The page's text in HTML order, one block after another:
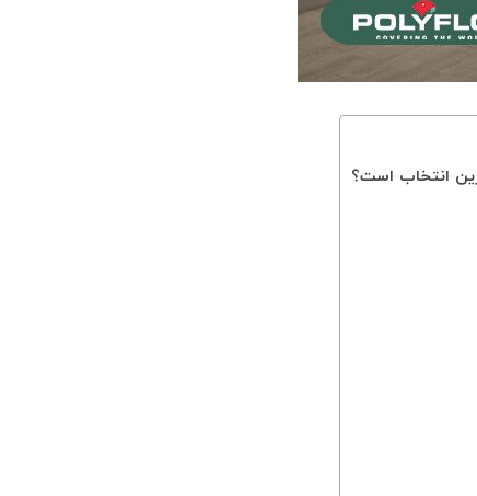
انتخاب است؟